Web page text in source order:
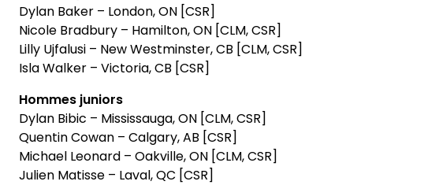
Dylan Baker – London, ON [CSR]
Nicole Bradbury – Hamilton, ON [CLM, CSR]
Lilly Ujfalusi – New Westminster, CB [CLM, CSR]
Isla Walker – Victoria, CB [CSR]
Hommes juniors
Dylan Bibic – Mississauga, ON [CLM, CSR]
Quentin Cowan – Calgary, AB [CSR]
Michael Leonard – Oakville, ON [CLM, CSR]
Julien Matisse – Laval, QC [CSR]